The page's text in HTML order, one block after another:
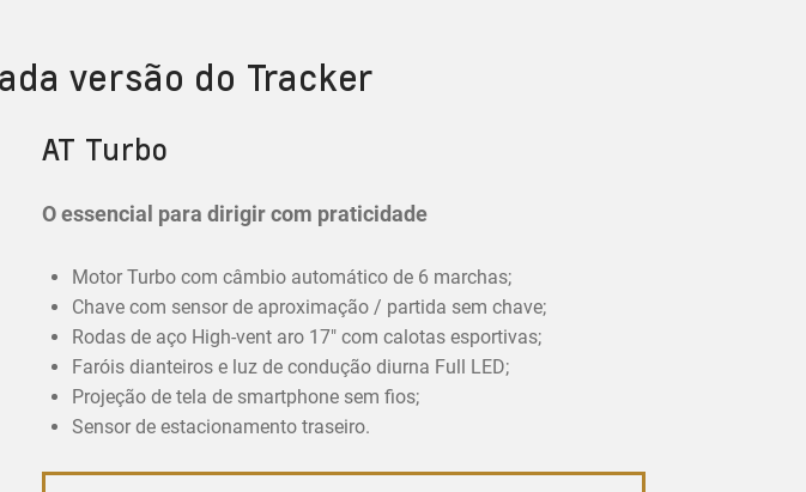
versão do Tracker
AT Turbo
O essencial para dirigir com praticidade
Motor Turbo com câmbio automático de 6 marchas;
Chave com sensor de aproximação / partida sem chave;
Rodas de aço High-vent aro 17" com calotas esportivas;
Faróis dianteiros e luz de condução diurna Full LED;
Projeção de tela de smartphone sem fios;
Sensor de estacionamento traseiro.